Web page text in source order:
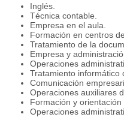
Inglés.
Técnica contable.
Empresa en el aula.
Formación en centros
Tratamiento de la
Empresa y
Operaciones
Tratamiento informático
Comunicación
Operaciones auxiliares
Formación y orientación
Operaciones